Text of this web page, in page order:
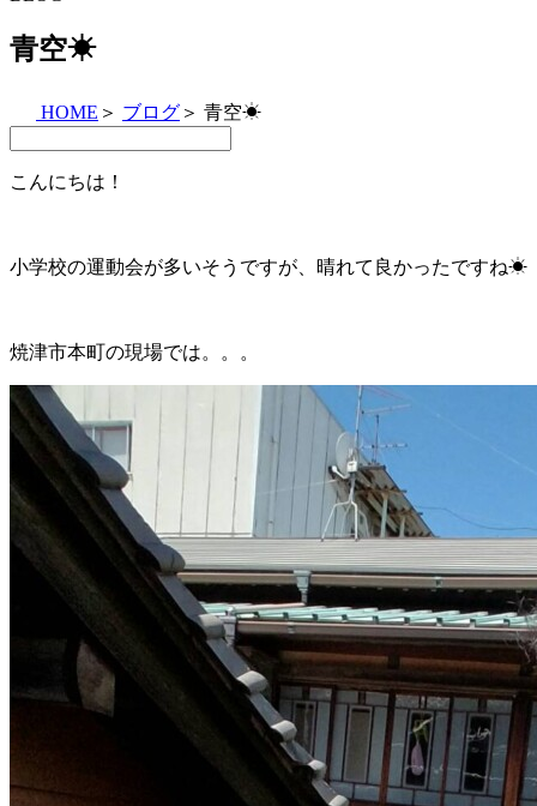
青空☀
HOME ＞ ブログ ＞ 青空☀
こんにちは！
小学校の運動会が多いそうですが、晴れて良かったですね☀
焼津市本町の現場では。。。